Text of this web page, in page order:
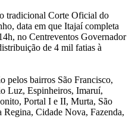
tradicional Corte Oficial do
data em que Itajaí completa
no Centreventos Governador
de 4 mil fatias à
pelos bairros São Francisco,
Luz, Espinheiros, Imaruí,
Portal I e II, Murta, São
Regina, Cidade Nova, Fazenda,